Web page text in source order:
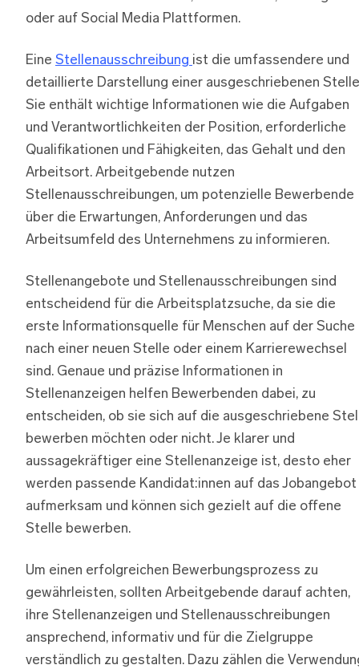
oder auf Social Media Plattformen.
Eine Stellenausschreibung ist die umfassendere und
detaillierte Darstellung einer ausgeschriebenen
Sie enthält wichtige Informationen wie die Aufgaben
und Verantwortlichkeiten der Position, erforderliche
Qualifikationen und Fähigkeiten, das Gehalt und den
Arbeitsort. Arbeitgebende nutzen
Stellenausschreibungen, um potenzielle Bewerbende
über die Erwartungen, Anforderungen und das
Arbeitsumfeld des Unternehmens zu informieren.
Stellenangebote und Stellenausschreibungen sind
entscheidend für die Arbeitsplatzsuche, da sie die
erste Informationsquelle für Menschen auf der Suche
nach einer neuen Stelle oder einem Karrierewechsel
sind. Genaue und präzise Informationen in
Stellenanzeigen helfen Bewerbenden dabei, zu
entscheiden, ob sie sich auf die ausgeschriebene
bewerben möchten oder nicht. Je klarer und
aussagekräftiger eine Stellenanzeige ist, desto eher
werden passende Kandidat:innen auf das Jobangebot
aufmerksam und können sich gezielt auf die offene
Stelle bewerben.
Um einen erfolgreichen Bewerbungsprozess zu
gewährleisten, sollten Arbeitgebende darauf achten,
ihre Stellenanzeigen und Stellenausschreibungen
ansprechend, informativ und für die Zielgruppe
verständlich zu gestalten. Dazu zählen die